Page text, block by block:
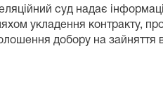
суд надає
укладення контракту,
добору на зайняття